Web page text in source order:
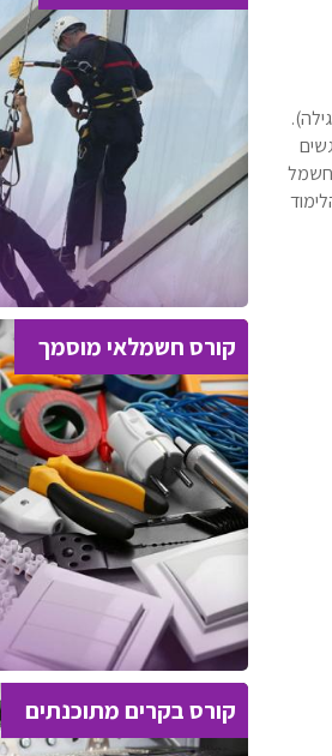
שעות במתכונת הרגילה).
חשמל
קורס חשמלאי מוסמך
קורס בקרים מתוכנתים